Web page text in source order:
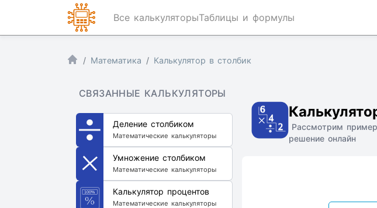
Все калькуляторыТаблицы и формулы
Математика Калькулятор в столбик
СВЯЗАННЫЕ КАЛЬКУЛЯТОРЫ
Деление столбиком
Математические калькуляторы
Умножение столбиком
Математические калькуляторы
Калькулятор процентов
Математические калькуляторы
Рассмотрим
решение онлайн